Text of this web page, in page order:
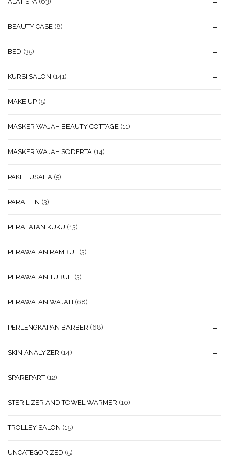
BEAUTY CASE (8)
BED (35)
KURSI SALON (141)
MAKE UP (5)
MASKER WAJAH BEAUTY COTTAGE (11)
MASKER WAJAH SODERTA (14)
PAKET USAHA (5)
PARAFFIN (3)
PERALATAN KUKU (13)
PERAWATAN RAMBUT (3)
PERAWATAN TUBUH (3)
PERAWATAN WAJAH (68)
PERLENGKAPAN BARBER (68)
SKIN ANALYZER (14)
SPAREPART (12)
STERILIZER AND TOWEL WARMER (10)
TROLLEY SALON (15)
UNCATEGORIZED (5)